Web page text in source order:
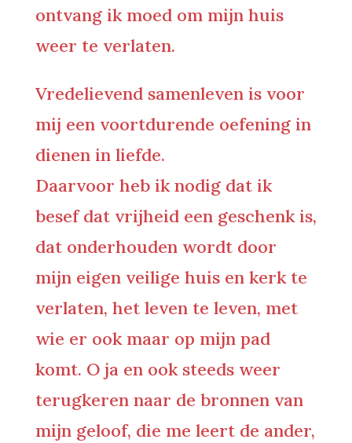
ontvang ik moed om mijn huis
weer te verlaten.
Vredelievend samenleven is voor
mij een voortdurende oefening in
dienen in liefde.
Daarvoor heb ik nodig dat ik
besef dat vrijheid een geschenk is,
dat onderhouden wordt door
mijn eigen veilige huis en kerk te
verlaten, het leven te leven, met
wie er ook maar op mijn pad
komt. O ja en ook steeds weer
terugkeren naar de bronnen van
mijn geloof, die me leert de ander,